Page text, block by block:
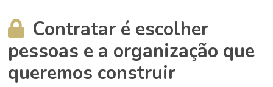
Contratar é escolher
pessoas e a organização que
queremos construir